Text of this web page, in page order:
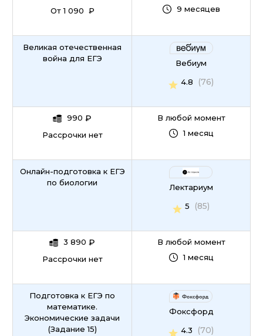
От 1 090 ₽
9 месяцев
Великая отечественная
война для ЕГЭ
990 ₽
Рассрочки нет
Вебиум
4.8
(76)
В любой момент
1 месяц
Онлайн-подготовка к ЕГЭ
по биологии
3 890 ₽
Рассрочки нет
Лектариум
5
(85)
В любой момент
1 месяц
Подготовка к ЕГЭ по
математике.
Экономические задачи
(Задание 15)
Фоксфорд
4.3
(70)